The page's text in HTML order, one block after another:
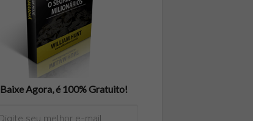
Baixe Agora, é 100% Gratuito!